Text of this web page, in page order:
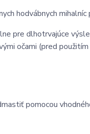
hodvábnych
pre dlhotrvajúce
očami (pred
pomocou